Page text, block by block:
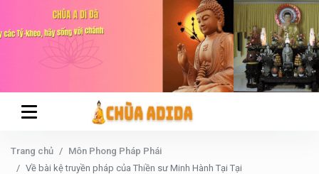
Trang chủ
Môn Phong Pháp Phái
Về bài kệ truyền pháp của Thiền sư Minh Hành Tại Tại